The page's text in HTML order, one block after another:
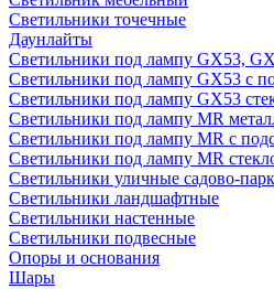
Светильники точечные
Даунлайты
Светильники под лампу GX53,
Светильники под лампу GX53 с
Светильники под лампу GX53
Светильники под лампу MR
Светильники под лампу MR с
Светильники под лампу MR
Светильники уличные садово-
Светильники ландшафтные
Светильники настенные
Светильники подвесные
Опоры и основания
Шары